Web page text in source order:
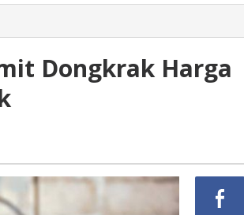
Dongkrak Harga